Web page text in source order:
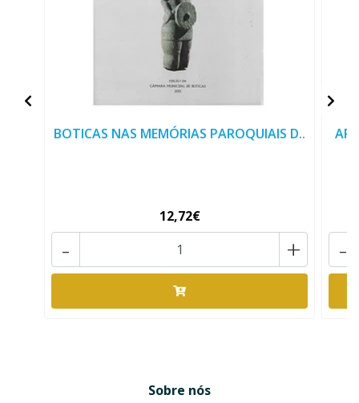
BOTICAS NAS MEMÓRIAS PAROQUIAIS D..
12,72€
+
- -
Sobre nós